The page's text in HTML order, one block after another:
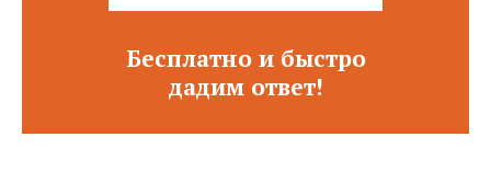
Бесплатно и быстро
дадим ответ!